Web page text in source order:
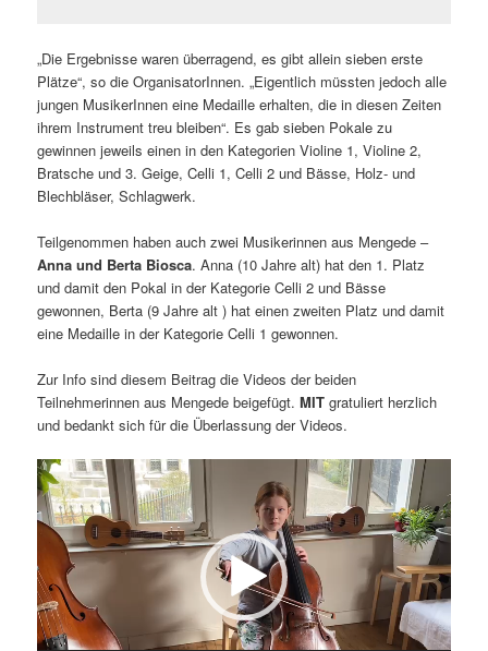
„Die Ergebnisse waren überragend, es gibt allein sieben erste
Plätze“, so die OrganisatorInnen. „Eigentlich müssten jedoch alle
jungen MusikerInnen eine Medaille erhalten, die in diesen Zeiten
ihrem Instrument treu bleiben“. Es gab sieben Pokale zu
gewinnen jeweils einen in den Kategorien Violine 1, Violine 2,
Bratsche und 3. Geige, Celli 1, Celli 2 und Bässe, Holz- und
Blechbläser, Schlagwerk.
Teilgenommen haben auch zwei Musikerinnen aus Mengede –
Anna und Berta Biosca. Anna (10 Jahre alt) hat den 1. Platz
und damit den Pokal in der Kategorie Celli 2 und Bässe
gewonnen, Berta (9 Jahre alt ) hat einen zweiten Platz und damit
eine Medaille in der Kategorie Celli 1 gewonnen.
Zur Info sind diesem Beitrag die Videos der beiden
Teilnehmerinnen aus Mengede beigefügt.MIT gratuliert herzlich
und bedankt sich für die Überlassung der Videos.
Video-
Player